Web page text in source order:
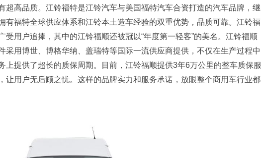
超高品质。江铃福特是江铃汽车与美国福特汽车合资打造的汽车品牌，继
有福特全球供应体系和江铃本土造车经验的双重优势，品质可靠。江铃福
受用户追捧，其中的江铃福顺还被冠以“年度第一轻客”的美名。江铃福顺
采用博世、博格华纳、盖瑞特等国际一流供应商提供，不仅在生产过程中
上提供了超长的质保周期。目前，江铃福顺提供3年6万公里的整车质保服
让用户无后顾之忧。这样的品牌实力和服务承诺，放眼整个商用车行业都